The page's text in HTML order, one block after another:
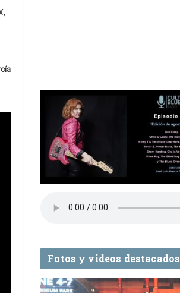
Fotos y videos destacados